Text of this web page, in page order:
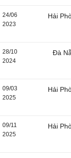
24/06
2023
Hải
28/10
2024
Đà
09/03
2025
Hải
09/11
2025
Hải